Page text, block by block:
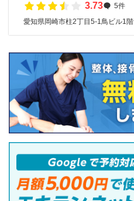
3.73
5件
愛知県岡崎市柱2丁目5‐1鳥ビル1階